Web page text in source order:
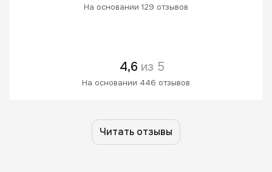
На основании 129 отзывов
4,6 из 5
На основании 446 отзывов
Читать отзывы